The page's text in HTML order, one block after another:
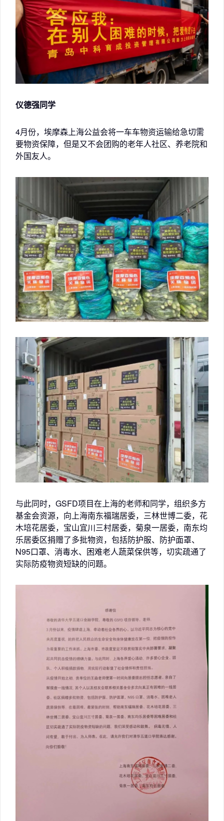
仪德强同学
4月份，埃摩森上海公益会将一车车物资运输给急切需
要物资保障，但是又不会团购的老年人社区、养老院和
外国友人。
与此同时，GSFD项目在上海的老师和同学，组织多方
基金会资源，向上海南东福瑞居委，三林世博二委，花
木培花居委，宝山宜川三村居委，菊泉一居委，南东均
乐居委区捐赠了多批物资，包括防护服、防护面罩、
N95口罩、消毒水、困难老人蔬菜保供等，切实疏通了
实际防疫物资短缺的问题。